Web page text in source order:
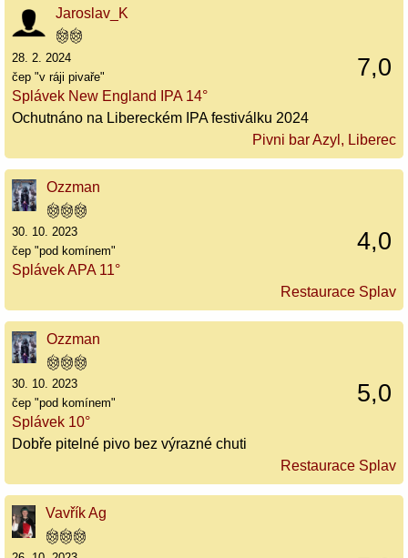
Jaroslav_K
7,0
28. 2. 2024
čep "v ráji pivaře"
Splávek New England IPA 14°
Ochutnáno na Libereckém IPA festiválku 2024
Pivni bar Azyl, Liberec
Ozzman
4,0
30. 10. 2023
čep "pod komínem"
Splávek APA 11°
Restaurace Splav
Ozzman
5,0
30. 10. 2023
čep "pod komínem"
Splávek 10°
Dobře pitelné pivo bez výrazné chuti
Restaurace Splav
Vavřík Ag